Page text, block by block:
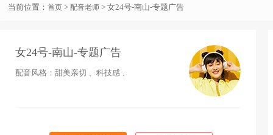
当前位置： 首页 > 配音老师 > 女24号-南山-专题广告
女24号-南山-专题广告
配音风格：甜美亲切 、科技感 、